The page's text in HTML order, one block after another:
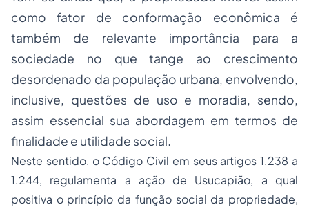
como fator de conformação econômica é
também de relevante importância para a
sociedade no que tange ao crescimento
desordenado da população urbana, envolvendo,
inclusive, questões de uso e moradia, sendo,
assim essencial sua abordagem em termos de
finalidade e utilidade social.
Neste sentido, o Código Civil em seus artigos 1.238 a
1.244, regulamenta a ação de Usucapião, a qual
positiva o princípio da função social da propriedade,